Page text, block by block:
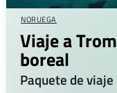
NORUEGA
Viaje a
boreal
Paquete de